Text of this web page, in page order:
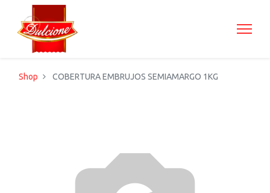
Shop COBERTURA EMBRUJOS SEMIAMARGO 1KG